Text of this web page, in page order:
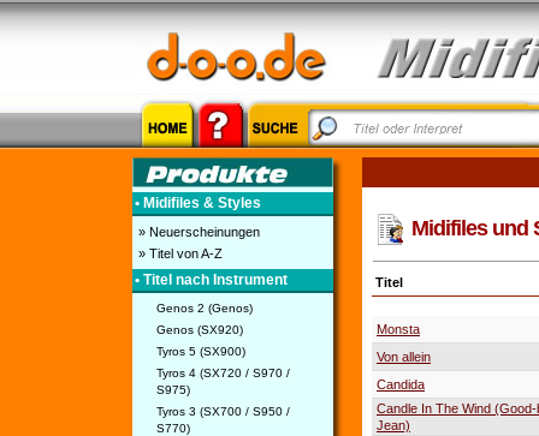
• Midifiles & Styles
» Neuerscheinungen
» Titel von A-Z
• Titel nach Instrument
Genos 2 (Genos)
Genos (SX920)
Tyros 5 (SX900)
Tyros 4 (SX720 / S970 /
S975)
Tyros 3 (SX700 / S950 /
S770)
Midifiles und
Titel
Monsta
Von allein
Candida
Candle In The Wind
Jean)